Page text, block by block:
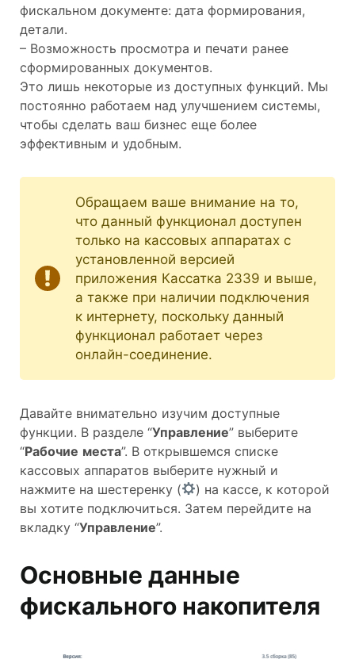
фискальном документе: дата формирования,
детали.
– Возможность просмотра и печати ранее
сформированных документов.
Это лишь некоторые из доступных функций. Мы
постоянно работаем над улучшением системы,
чтобы сделать ваш бизнес еще более
эффективным и удобным.
Обращаем ваше внимание на то,
что данный функционал доступен
только на кассовых аппаратах с
установленной версией
приложения Кассатка 2339 и выше,
а также при наличии подключения
к интернету, поскольку данный
функционал работает через
онлайн-соединение.
Давайте внимательно изучим доступные
функции. В разделе “Управление” выберите
“Рабочие места”. В открывшемся списке
кассовых аппаратов выберите нужный и
нажмите на шестеренку (
) на кассе, к которой
вы хотите подключиться. Затем перейдите на
вкладку “Управление”.
Основные данные
фискального накопителя